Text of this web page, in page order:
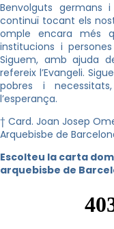
Benvolguts germans
continuï tocant els
omple encara més
institucions i
Siguem, amb ajuda
refereix l’Evangeli.
pobres i
l’esperança.
† Card. Joan Josep
Arquebisbe de
Escolteu la carta
arquebisbe de